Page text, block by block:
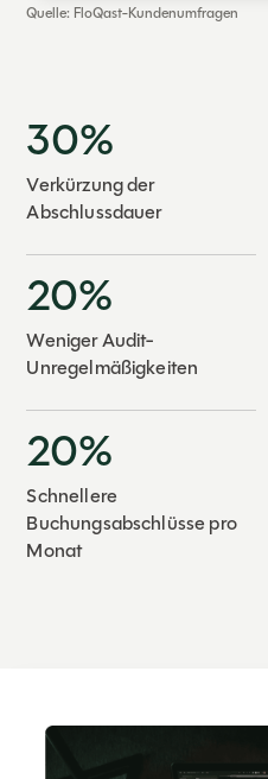
Quelle: FloQast-Kundenumfragen
30%
Verkürzung der
Abschlussdauer
20%
Weniger Audit-
Unregelmäßigkeiten
20%
Schnellere
Buchungsabschlüsse pro
Monat